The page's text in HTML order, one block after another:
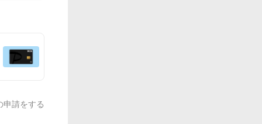
申請をする